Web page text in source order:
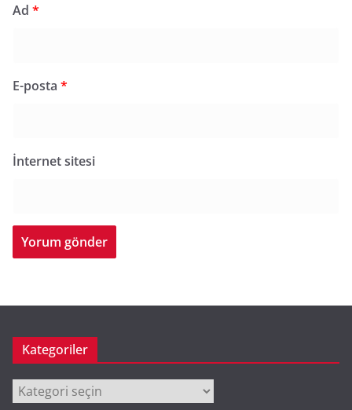
Ad *
E-posta *
İnternet sitesi
Kategoriler
Kategoriler